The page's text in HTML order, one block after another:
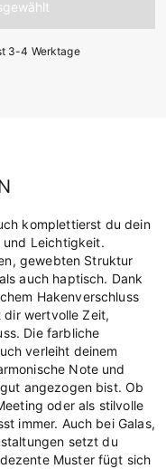
3-4 Werktage
komplettierst du dein
Leichtigkeit.
gewebten Struktur
auch haptisch. Dank
Hakenverschluss
dir wertvolle Zeit,
Die farbliche
verleiht deinem
Note und
angezogen bist. Ob
oder als stilvolle
immer. Auch bei Galas,
setzt du
Muster fügt sich